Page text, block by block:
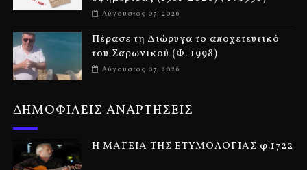
Αύγουστος 07, 2026
Πέρασε τη Διώρυγα το αποχετευτικό
του Σαρωνικού (Φ. 1998)
Αύγουστος 07, 2026
ΔΗΜΟΦΙΛΕΙΣ ΑΝΑΡΤΗΣΕΙΣ
Η ΜΑΓΕΙΑ ΤΗΣ ΕΤΥΜΟΛΟΓΙΑΣ φ.1722